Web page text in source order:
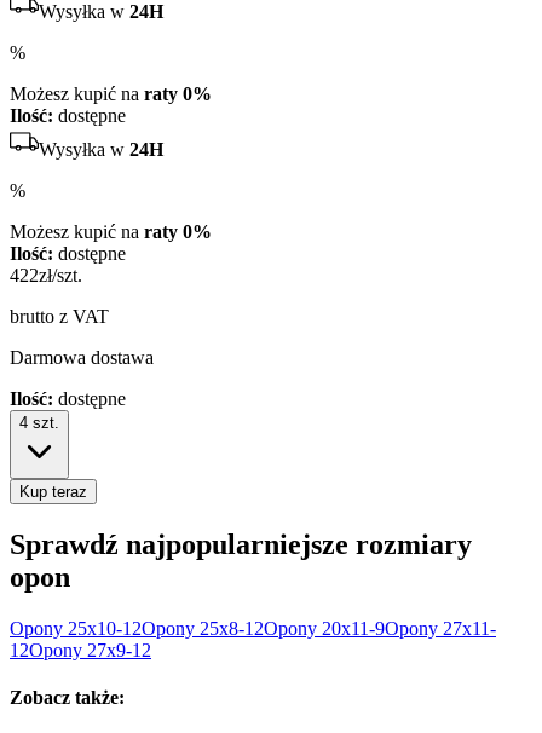
Wysyłka w 24H
%
Możesz kupić na raty 0%
Ilość: dostępne
Wysyłka w 24H
%
Możesz kupić na raty 0%
Ilość: dostępne
422zł/szt.
brutto z VAT
Darmowa dostawa
Ilość: dostępne
4 szt.
Kup teraz
Sprawdź najpopularniejsze rozmiary
opon
Opony 25x10-12Opony 25x8-12Opony 20x11-9Opony 27x11-
12Opony 27x9-12
Zobacz także: